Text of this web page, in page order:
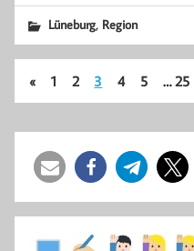
Lüneburg, Region
« 1 2 3 4 5 … 25